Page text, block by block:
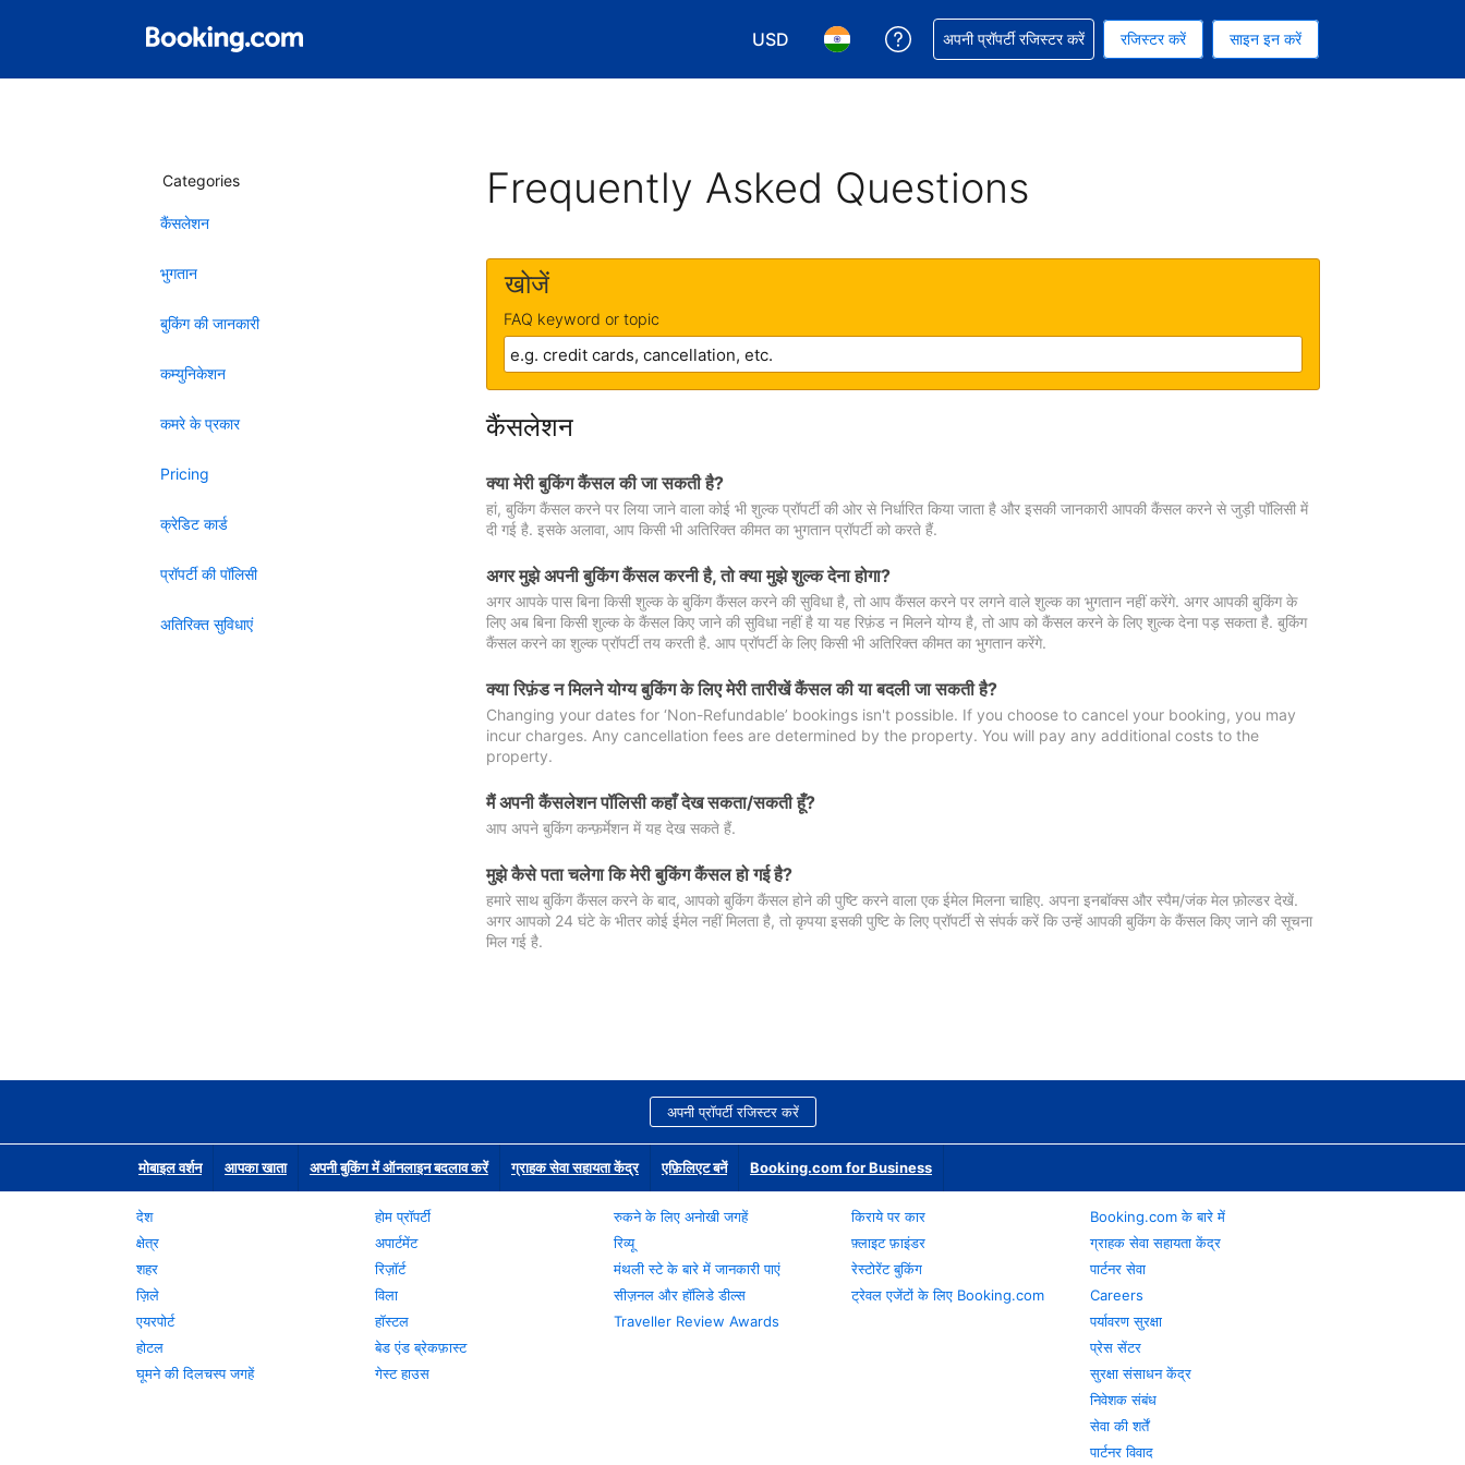
USD
अपनी करेंसी चुनें. आपने अभी USD करेंसी को चुना हुआ है
अपनी भाषा चुनें. आपने अभी हिन्दी भाषा को चुना हुआ है
अपनी बुकिंग में सहायता पाएं
अपनी प्रॉपर्टी रजिस्टर करें रजिस्टर करें साइन इन करें
Categories
कैंसलेशन
भुगतान
बुकिंग की जानकारी
कम्युनिकेशन
कमरे के प्रकार
Pricing
क्रेडिट कार्ड
प्रॉपर्टी की पॉलिसी
अतिरिक्त सुविधाएं
Frequently Asked Questions
खोजें
FAQ keyword or topic
कैंसलेशन
क्या मेरी बुकिंग कैंसल की जा सकती है?
हां, बुकिंग कैंसल करने पर लिया जाने वाला कोई भी शुल्क प्रॉपर्टी की ओर से निर्धारित किया जाता है और इसकी जानकारी आपकी कैंसल करने से जुड़ी पॉलिसी में
दी गई है. इसके अलावा, आप किसी भी अतिरिक्त कीमत का भुगतान प्रॉपर्टी को करते हैं.
अगर मुझे अपनी बुकिंग कैंसल करनी है, तो क्या मुझे शुल्क देना होगा?
अगर आपके पास बिना किसी शुल्क के बुकिंग कैंसल करने की सुविधा है, तो आप कैंसल करने पर लगने वाले शुल्क का भुगतान नहीं करेंगे. अगर आपकी बुकिंग के
लिए अब बिना किसी शुल्क के कैंसल किए जाने की सुविधा नहीं है या यह रिफ़ंड न मिलने योग्य है, तो आप को कैंसल करने के लिए शुल्क देना पड़ सकता है. बुकिंग
कैंसल करने का शुल्क प्रॉपर्टी तय करती है. आप प्रॉपर्टी के लिए किसी भी अतिरिक्त कीमत का भुगतान करेंगे.
क्या रिफ़ंड न मिलने योग्य बुकिंग के लिए मेरी तारीखें कैंसल की या बदली जा सकती है?
Changing your dates for ‘Non-Refundable’ bookings isn't possible. If you choose to cancel your booking, you may
incur charges. Any cancellation fees are determined by the property. You will pay any additional costs to the
property.
मैं अपनी कैंसलेशन पॉलिसी कहाँ देख सकता/सकती हूँ?
आप अपने बुकिंग कन्फ़र्मेशन में यह देख सकते हैं.
मुझे कैसे पता चलेगा कि मेरी बुकिंग कैंसल हो गई है?
हमारे साथ बुकिंग कैंसल करने के बाद, आपको बुकिंग कैंसल होने की पुष्टि करने वाला एक ईमेल मिलना चाहिए. अपना इनबॉक्स और स्पैम/जंक मेल फ़ोल्डर देखें.
अगर आपको 24 घंटे के भीतर कोई ईमेल नहीं मिलता है, तो कृपया इसकी पुष्टि के लिए प्रॉपर्टी से संपर्क करें कि उन्हें आपकी बुकिंग के कैंसल किए जाने की सूचना
मिल गई है.
अपनी प्रॉपर्टी रजिस्टर करें
मोबाइल वर्शन आपका खाता अपनी बुकिंग में ऑनलाइन बदलाव करें ग्राहक सेवा सहायता केंद्र एफ़िलिएट बनें Booking.com for Business
देश
क्षेत्र
शहर
ज़िले
एयरपोर्ट
होटल
घूमने की दिलचस्प जगहें
होम प्रॉपर्टी
अपार्टमेंट
रिज़ॉर्ट
विला
हॉस्टल
बेड एंड ब्रेकफ़ास्ट
गेस्ट हाउस
रुकने के लिए अनोखी जगहें
रिव्यू
मंथली स्टे के बारे में जानकारी पाएं
सीज़नल और हॉलिडे डील्स
Traveller Review Awards
किराये पर कार
फ़्लाइट फ़ाइंडर
रेस्टोरेंट बुकिंग
ट्रेवल एजेंटों के लिए Booking.com
Booking.com के बारे में
ग्राहक सेवा सहायता केंद्र
पार्टनर सेवा
Careers
पर्यावरण सुरक्षा
प्रेस सेंटर
सुरक्षा संसाधन केंद्र
निवेशक संबंध
सेवा की शर्तें
पार्टनर विवाद